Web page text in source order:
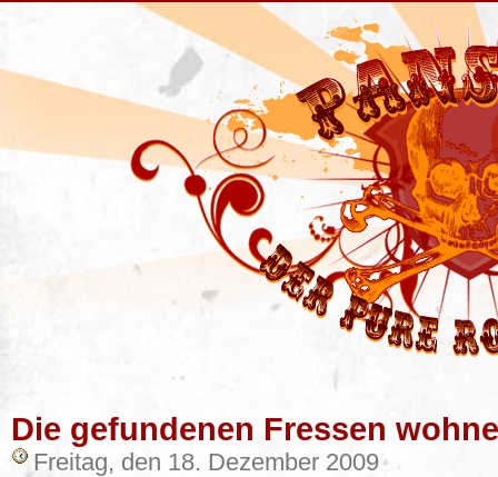
Die gefundenen Fressen
Freitag, den 18. Dezember 2009